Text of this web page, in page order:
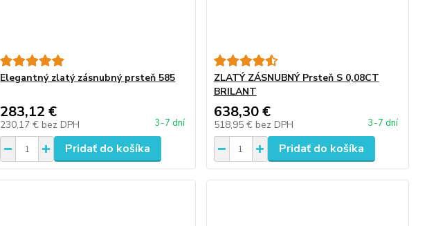
Elegantný zlatý zásnubný prsteň 585
283,12 €
230,17 € bez DPH 3-7 dní
Pridať do košíka
ZLATÝ ZÁSNUBNÝ Prsteň S 0,08CT
BRILANT
638,30 €
518,95 € bez DPH 3-7 dní
Pridať do košíka